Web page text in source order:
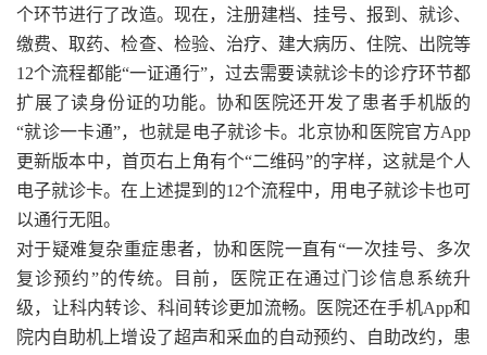
个环节进行了改造。现在，注册建档、挂号、报到、就诊、
缴费、取药、检查、检验、治疗、建大病历、住院、出院等
12个流程都能“一证通行”，过去需要读就诊卡的诊疗环节都
扩展了读身份证的功能。协和医院还开发了患者手机版的
“就诊一卡通”，也就是电子就诊卡。北京协和医院官方App
更新版本中，首页右上角有个“二维码”的字样，这就是个人
电子就诊卡。在上述提到的12个流程中，用电子就诊卡也可
以通行无阻。
对于疑难复杂重症患者，协和医院一直有“一次挂号、多次
复诊预约”的传统。目前，医院正在通过门诊信息系统升
级，让科内转诊、科间转诊更加流畅。医院还在手机App和
院内自助机上增设了超声和采血的自动预约、自助改约，患